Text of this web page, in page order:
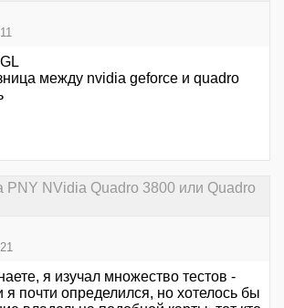
между nvidia geforce и quadro
PNY NVidia Quadro 3800 или Quadro
я изучал множество тестов -
почти определился, но хотелось бы